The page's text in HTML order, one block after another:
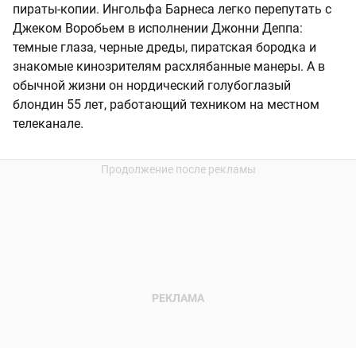
пираты-копии. Ингольфа Барнеса легко перепутать с
Джеком Воробьем в исполнении Джонни Деппа:
темные глаза, черные дреды, пиратская бородка и
знакомые кинозрителям расхлябанные манеры. А в
обычной жизни он нордический голубоглазый
блондин 55 лет, работающий техником на местном
телеканале.